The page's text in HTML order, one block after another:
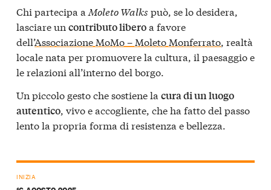
Chi partecipa a Moleto Walks può, se lo desidera,
lasciare un contributo liberoa favore
dell’Associazione MoMo – Moleto Monferrato, realtà
locale nata per promuovere la cultura, il paesaggio e
le relazioni all’interno del borgo.
Un piccolo gesto che sostiene la cura di un luogo
autentico, vivo e accogliente, che ha fatto del passo
lento la propria forma di resistenza e bellezza.
INIZIA